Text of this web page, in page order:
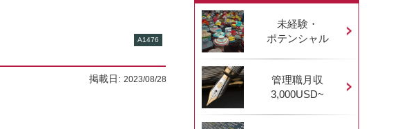
A1476
掲載日: 2023/08/28
未経験・
ポテンシャル
管理職月収
3,000USD~